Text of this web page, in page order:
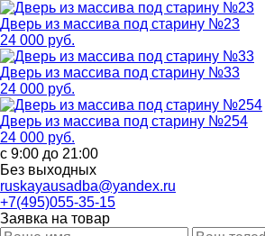
Дверь из массива под старину №23
24 000 руб.
Дверь из массива под старину №33
24 000 руб.
Дверь из массива под старину №254
24 000 руб.
с 9:00 до 21:00
Без выходных
ruskayausadba@yandex.ru
+7(495)055-35-15
Заявка на товар